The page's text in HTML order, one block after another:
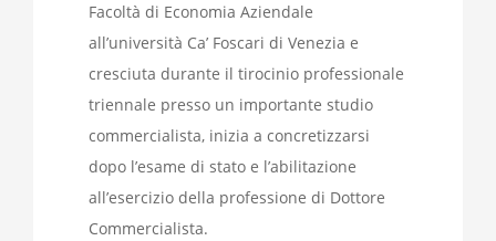
Facoltà di Economia Aziendale
all’università Ca’ Foscari di Venezia e
cresciuta durante il tirocinio professionale
triennale presso un importante studio
commercialista, inizia a concretizzarsi
dopo l’esame di stato e l’abilitazione
all’esercizio della professione di Dottore
Commercialista.